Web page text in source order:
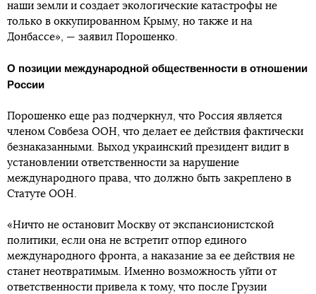
наши земли и создает экологические катастрофы не
только в оккупированном Крыму, но также и на
Донбассе», — заявил Порошенко.
О позиции международной общественности в отношении
России
Порошенко еще раз подчеркнул, что Россия является
членом Совбеза ООН, что делает ее действия фактически
безнаказанными. Выход украинский президент видит в
установлении ответственности за нарушение
международного права, что должно быть закреплено в
Статуте ООН.
«Ничто не остановит Москву от экспансионистской
политики, если она не встретит отпор единого
международного фронта, а наказание за ее действия не
станет неотвратимым. Именно возможность уйти от
ответственности привела к тому, что после Грузии